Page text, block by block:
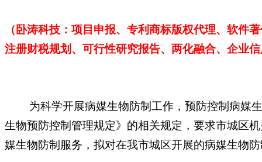
（卧涛科技：项目申报、专利商标版权代理、软件
注册财税规划、可行性研究报告、两化融合、企业
为科学开展病媒生物防制工作，预防控制病媒
生物预防控制管理规定》的相关规定，要求市城区
媒生物防制服务，拟对在我市城区开展的病媒生物